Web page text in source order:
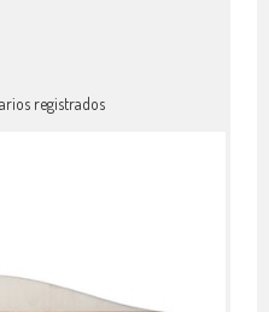
registrados